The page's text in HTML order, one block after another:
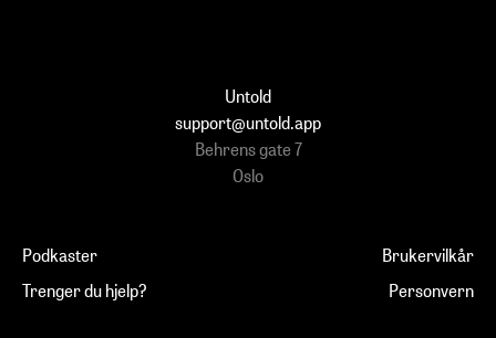
Untold
support@untold.app
Behrens gate 7
Oslo
Podkaster
Brukervilkår
Trenger du hjelp?
Personvern